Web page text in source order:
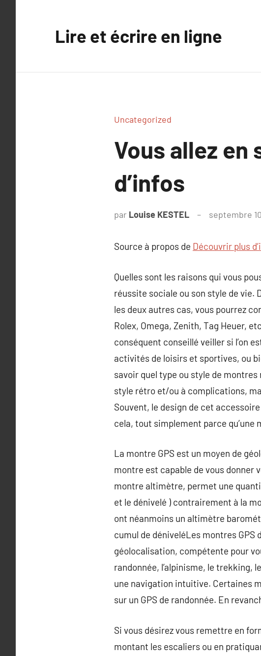
Lire et écrire en ligne
Uncategorized
Vous allez en
d’infos
par Louise KESTEL septembre
Source à propos de Découvrir plus
Quelles sont les raisons qui vous
réussite sociale ou son style de vie.
les deux autres cas, vous pourrez
Rolex, Omega, Zenith, Tag Heuer,
conséquent conseillé veiller si l’on
activités de loisirs et sportives, ou
savoir quel type ou style de
style rétro et/ou à complications,
Souvent, le design de cet
cela, tout simplement parce
La montre GPS est un moyen de
montre est capable de vous
montre altimètre, permet une
et le dénivelé ) contrairement à la
ont néanmoins un altimètre
cumul de déniveléLes montres
géolocalisation, compétente pour
randonnée, l’alpinisme, le trekking,
une navigation intuitive. Certaines
sur un GPS de randonnée. En
Si vous désirez vous remettre en
montant les escaliers ou en